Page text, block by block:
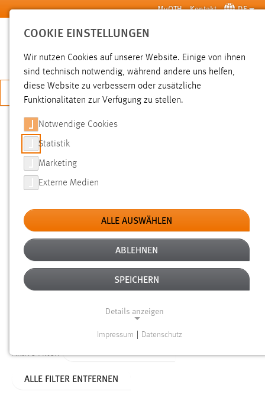
Zum Hauptinhalt springen MyOTH Kontakt DE
SUCHE
JETZT BEWERBEN
SUCHE
FILTER
Typ
Erstellungsdatum
Alter
Aktive Filter:
ALLE FILTER ENTFERNEN
COOKIE EINSTELLUNGEN
Wir nutzen Cookies auf unserer Website. Einige von ihnen
sind technisch notwendig, während andere uns helfen,
diese Website zu verbessern oder zusätzliche
Funktionalitäten zur Verfügung zu stellen.
Notwendige Cookies
Statistik
Marketing
Externe Medien
ALLE AUSWÄHLEN
ABLEHNEN
SPEICHERN
Details anzeigen
Funktionen und sind für die einwandfreie Funktion der
Impressum Datenschutz